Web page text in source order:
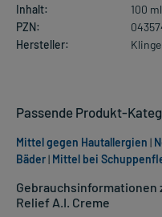
Inhalt:
100 ml
PZN:
Hersteller:
Gebrauchsinformationen
Relief A.I. Creme
Passende Produkt-
Mittel gegen Hautallergien |
Bäder| Mittel bei